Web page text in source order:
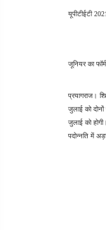
यूपीटीईटी
जूनियर का
प्रयागराज।
जुलाई को
जुलाई को
पदोन्नति में